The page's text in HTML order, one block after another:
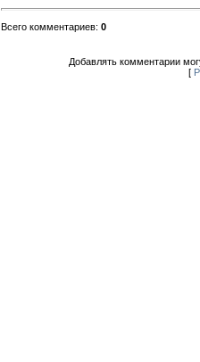
Всего комментариев: 0
Добавлять комментарии
[